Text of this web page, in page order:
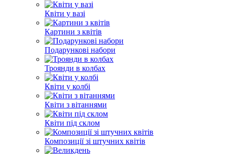
Квіти у вазі
Картини з квітів
Подарункові набори
Троянди в колбах
Квіти у колбі
Квіти з вітаннями
Квіти під склом
Композиції зі штучних квітів